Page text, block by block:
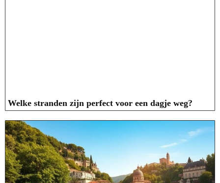
Welke stranden zijn perfect voor een dagje weg?